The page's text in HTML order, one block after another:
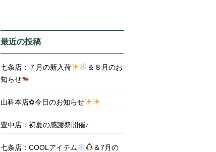
最近の投稿
七条店：７月の新入荷
＆８月のお
知らせ
山科本店✿今日のお知らせ
豊中店：初夏の感謝祭開催♪
七条店：COOLアイテム
＆7月の